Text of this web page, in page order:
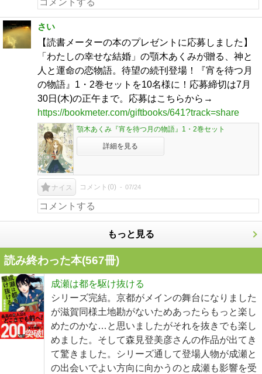
さい
【読書メーターの本のプレゼントに応募しました】
「わたしの幸せな結婚」の顎木あくみが贈る、神と
人と運命の恋物語。待望の続刊登場！『宵を待つ月
の物語』1・2巻セットを10名様に！応募締切は7月
30日(木)の正午まで。応募はこちらから→
https://bookmeter.com/giftbooks/641?track=share
顎木あくみ『宵を待つ月の物語』1・2巻セット
詳細を見る
ナイス コメント(0) 07/24
もっと見る
読み終わった本(567冊)
成瀬は都を駆け抜ける
シリーズ完結。京都がメインの舞台になりました
が滋賀同様土地勘がないためあったらもっと楽し
めたのかな…と思いましたがそれを抜きでも楽し
めました。そして森見登美彦さんの作品が出てき
て驚きました。シリーズ通して登場人物が成瀬と
の出会いでよい方向に向かうのと成瀬も影響を受